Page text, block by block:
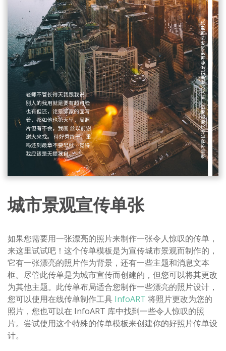
城市景观宣传单张
如果您需要用一张漂亮的照片来制作一张令人惊叹的传单，
来这里试试吧！这个传单模板是为宣传城市景观而制作的，
它有一张漂亮的照片作为背景，还有一些主题和消息文本
框。尽管此传单是为城市宣传而创建的，但您可以将其更改
为其他主题。此传单布局适合您制作一些漂亮的照片设计，
您可以使用在线传单制作工具 InfoART 将照片更改为您的
照片，您也可以在 InfoART 库中找到一些令人惊叹的照
片。尝试使用这个特殊的传单模板来创建你的好照片传单设
计。